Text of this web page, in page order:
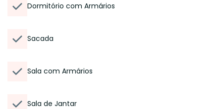
Dormitório com Armários
Sacada
Sala com Armários
Sala de Jantar